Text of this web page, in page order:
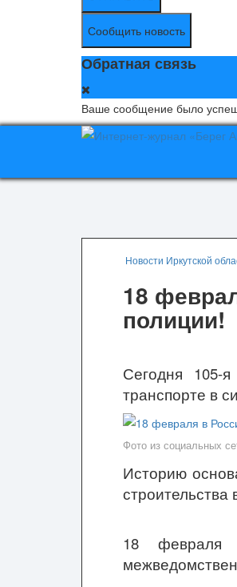
Сообщить новость
Обратная связь
Ваше сообщение было
Новости Иркутской
18
полиции!
Сегодня 105-
транспорте в
Фото из социальных
Историю
18 февраля